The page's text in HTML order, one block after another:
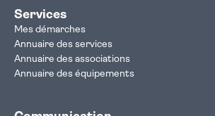
Services
Mes démarches
Annuaire des services
Annuaire des associations
Annuaire des équipements